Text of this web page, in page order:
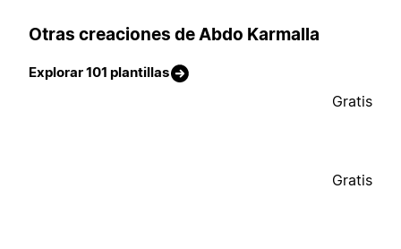
Otras creaciones de Abdo Karmalla
Explorar 101 plantillas
Gratis
Gratis